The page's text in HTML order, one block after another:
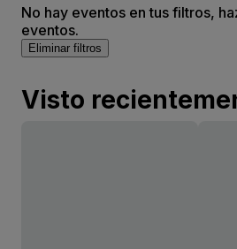
No hay eventos en tus filtros,
eventos.
Eliminar filtros
Visto